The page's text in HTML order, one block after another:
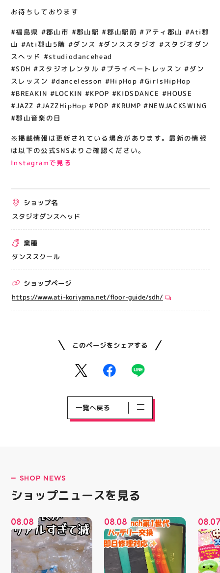
お待ちしております️‍
#福島県 #郡山市 #郡山駅 #郡山駅前 #アティ郡山 #Ati郡
山 #Ati郡山5階 #ダンス #ダンススタジオ #スタジオダン
スへッド #studiodancehead
#SDH #スタジオレンタル #プライベートレッスン #ダン
スレッスン #dancelesson #HipHop #GirlsHipHop
#BREAKIN #LOCKIN #KPOP #KIDSDANCE #HOUSE
#JAZZ #JAZZHipHop #POP #KRUMP #NEWJACKSWING
#郡山音楽の日
※掲載情報は更新されている場合があります。最新の情報
は以下の公式SNSよりご確認ください。
Instagramで見る
ショップ名
スタジオダンスヘッド
業種
ダンススクール
ショップページ
https://www.ati-koriyama.net/floor-guide/sdh/
このページをシェアする
一覧へ戻る
SHOP NEWS
ショップニュースを見る
08.08 08.08 08.